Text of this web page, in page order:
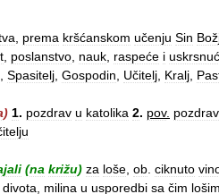
prema kršćanskom učenju Sin
poslanstvo nauk raspeće i
Spasitelj Gospodin Učitelj Kralj
) 1. pozdrav u katolika 2. pov. pozdrav
(na križu) za loše ob ciknuto
divota milina u usporedbi sa čim lošim